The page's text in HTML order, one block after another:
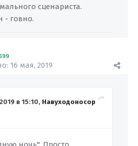
сценариста.
- говно.
16 мая, 2019
в 15:10, Навуходоносор